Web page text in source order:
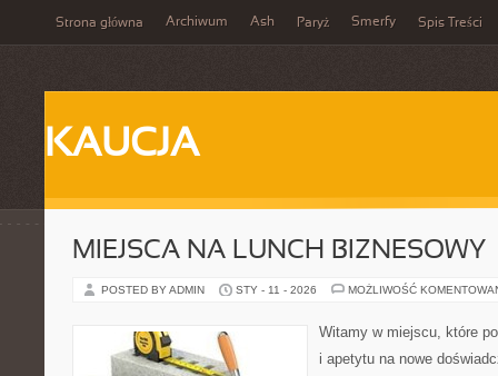
Strona główna Archiwum Ash Paryż Smerfy Spis Treści
KAUCJA
MIEJSCA NA LUNCH BIZNESOWY
POSTED BY ADMIN STY - 11 - 2026 MOŻLIWOŚĆ
Witamy w miejscu, które
i apetytu na nowe